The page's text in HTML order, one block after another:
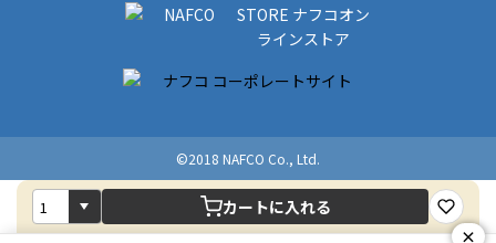
カートに入れる
のみの受け渡しとなります。（箱や納品書は付属しておりませ
ん）店舗で準備が出来次第、メールにてご連絡させていただきま
©2018 NAFCO Co., Ltd.
×